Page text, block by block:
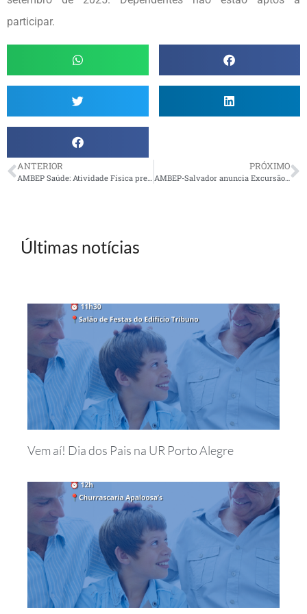
participar.
ANTERIOR
AMBEP Saúde: Atividade Física previne doenças e melhora a qualidade de vida das mulheres
PRÓXIMO
AMBEP-Salvador anuncia Excursão para o Resort Makay
Últimas notícias
Vem aí! Dia dos Pais na UR Porto Alegre